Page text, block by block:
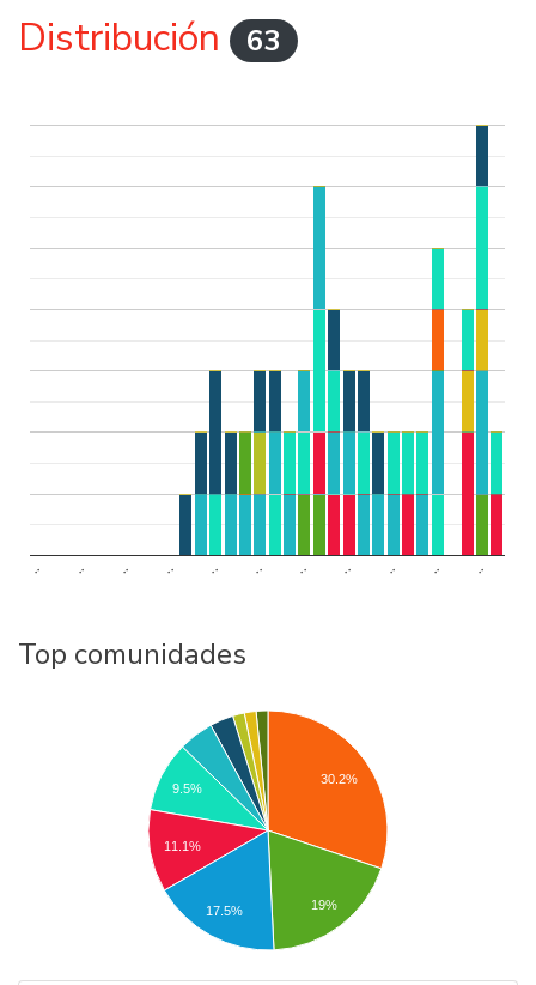
Distribución 63
.. .. .. .. .. .. .. .. .. .. ..
Top comunidades
30.2%
19%
9.5%
11.1%
17.5%